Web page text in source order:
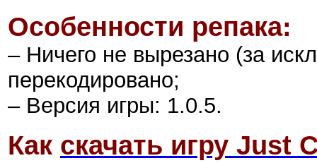
Особенности репака:
– Ничего не вырезано (за
перекодировано;
– Версия игры: 1.0.5.
Как скачать игру Just